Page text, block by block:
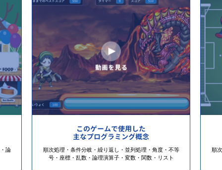
論
このゲームで使用した
主なプログラミング概念
順次処理・条件分岐・繰り返し・並列処理・角度・不等
号・座標・乱数・論理演算子・変数・関数・リスト
順